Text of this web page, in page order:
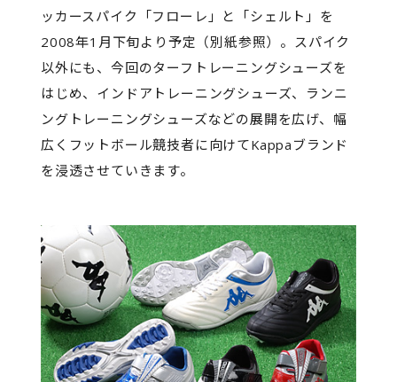
ッカースパイク「フローレ」と「シェルト」を
2008年1月下旬より予定（別紙参照）。スパイク
以外にも、今回のターフトレーニングシューズを
はじめ、インドアトレーニングシューズ、ランニ
ングトレーニングシューズなどの展開を広げ、幅
広くフットボール競技者に向けてKappaブランド
を浸透させていきます。